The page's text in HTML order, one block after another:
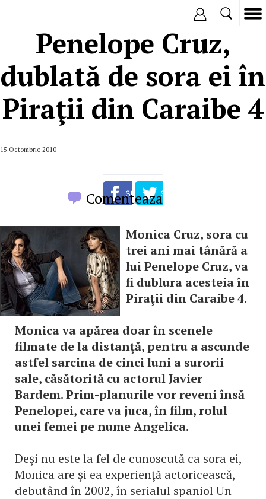
Penelope Cruz,
dublată de sora ei în
Piraţii din Caraibe 4
15 Octombrie 2010
Comenteaza
Monica Cruz, sora cu
trei ani mai tânără a
lui Penelope Cruz, va
fi dublura acesteia în
Piraţii din Caraibe 4.
Monica va apărea doar în scenele
filmate de la distanţă, pentru a ascunde
astfel sarcina de cinci luni a surorii
sale, căsătorită cu actorul Javier
Bardem. Prim-planurile vor reveni însă
Penelopei, care va juca, în film, rolul
unei femei pe nume Angelica.
Deşi nu este la fel de cunoscută ca sora ei,
Monica are şi ea experienţă actoricească,
debutând în 2002, în serialul spaniol Un